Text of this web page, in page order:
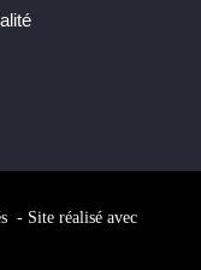
- Site réalisé avec